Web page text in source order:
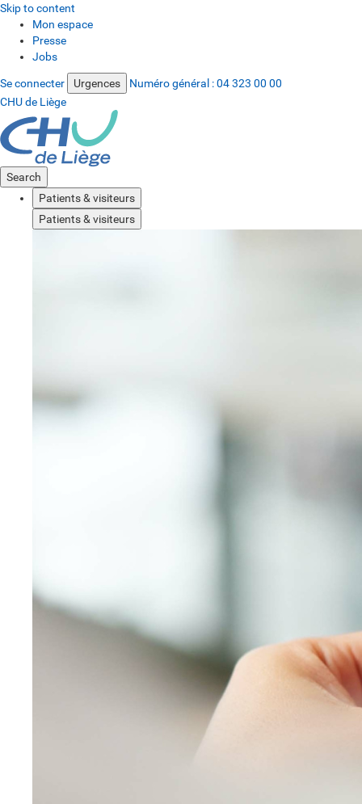
Skip to content
Mon espace
Presse
Jobs
Se connecter Urgences Numéro général :04 323 00 00
CHU de Liège
Search
Patients & visiteurs
Patients & visiteurs